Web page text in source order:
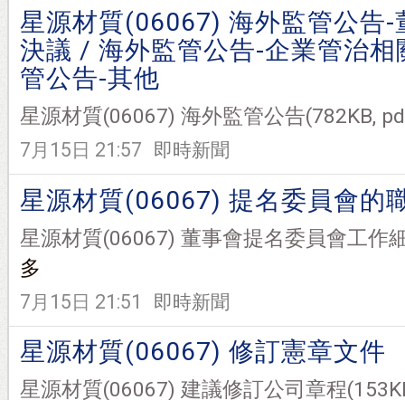
星源材質(06067) 海外監管公告
決議 / 海外監管公告-企業管治
管公告-其他
星源材質(06067) 海外監管公告(782KB,
7月15日 21:57 即時新聞
星源材質(06067) 提名委員會的
星源材質(06067) 董事會提名委員會工作
多
7月15日 21:51 即時新聞
星源材質(06067) 修訂憲章文件
星源材質(06067) 建議修訂公司章程